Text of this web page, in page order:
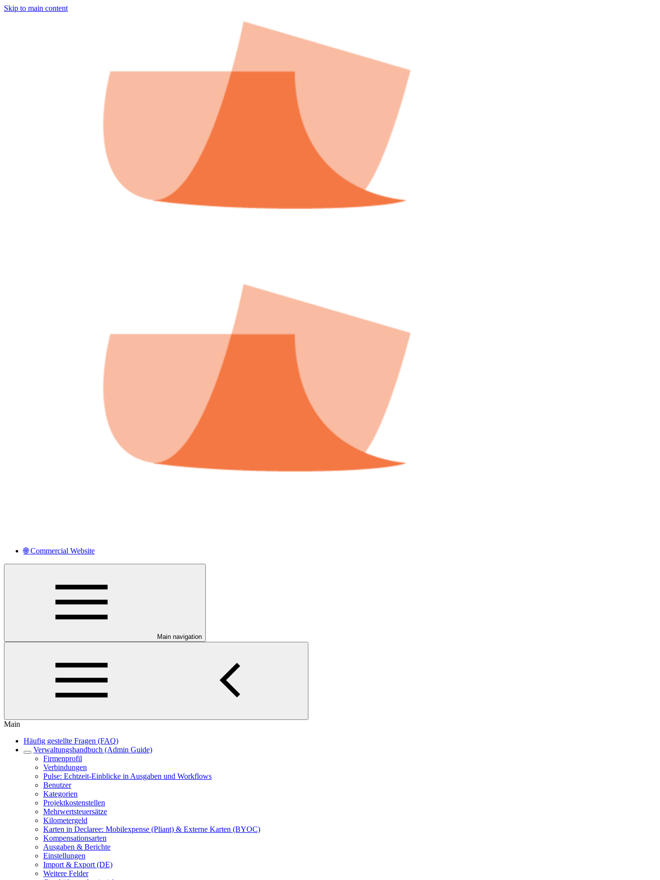
Skip to main content
🌐 Commercial Website
Main navigation
Main
Häufig gestellte Fragen (FAQ)
Verwaltungshandbuch (Admin Guide)
Firmenprofil
Verbindungen
Pulse: Echtzeit-Einblicke in Ausgaben und Workflows
Benutzer
Kategorien
Projektkostenstellen
Mehrwertsteuersätze
Kilometergeld
Karten in Declaree: Mobilexpense (Pliant) & Externe Karten (BYOC)
Kompensationsarten
Ausgaben & Berichte
Einstellungen
Import & Export (DE)
Weitere Felder